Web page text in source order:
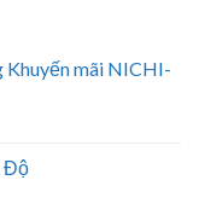
Khuyến mãi NICHI-
Độ